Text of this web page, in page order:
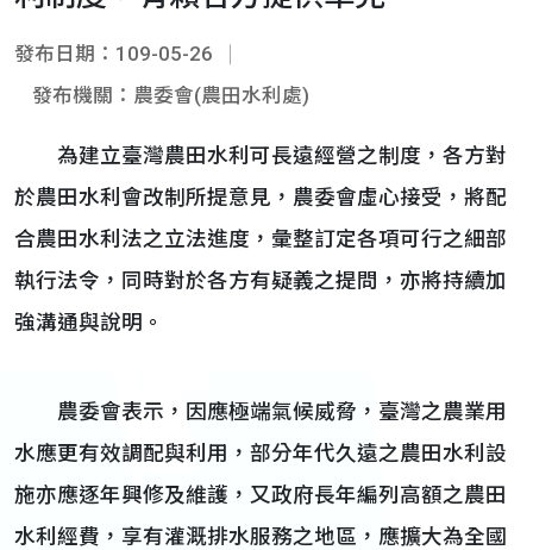
發布日期：109-05-26
發布機關：農委會(農田水利處)
為建立臺灣農田水利可長遠經營之制度，各方對
於農田水利會改制所提意見，農委會虛心接受，將配
合農田水利法之立法進度，彙整訂定各項可行之細部
執行法令，同時對於各方有疑義之提問，亦將持續加
強溝通與說明。
農委會表示，因應極端氣候威脅，臺灣之農業用
水應更有效調配與利用，部分年代久遠之農田水利設
施亦應逐年興修及維護，又政府長年編列高額之農田
水利經費，享有灌溉排水服務之地區，應擴大為全國